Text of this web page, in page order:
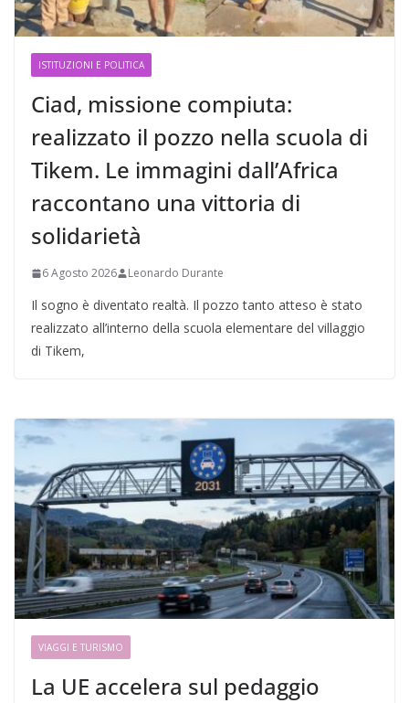
ISTITUZIONI E POLITICA
Ciad, missione compiuta:
realizzato il pozzo nella scuola di
Tikem. Le immagini dall’Africa
raccontano una vittoria di
solidarietà
6 Agosto 2026 Leonardo Durante
Il sogno è diventato realtà. Il pozzo tanto atteso è stato
realizzato all’interno della scuola elementare del villaggio
di Tikem,
VIAGGI E TURISMO
La UE accelera sul pedaggio